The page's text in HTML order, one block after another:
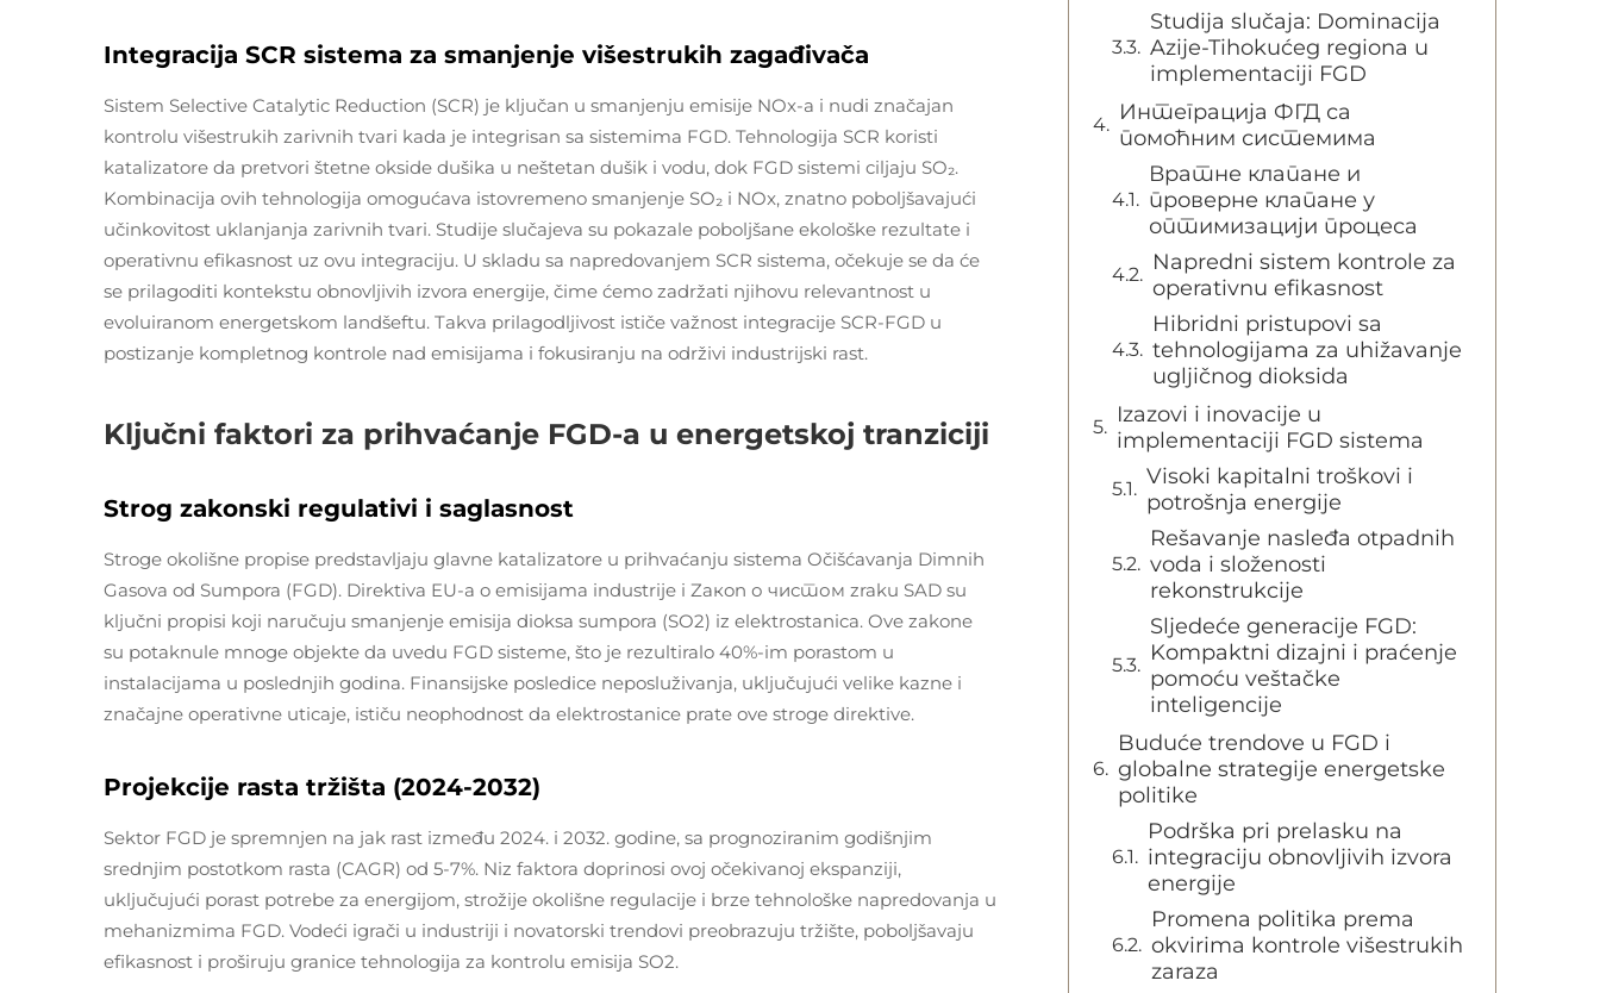
Integracija SCR sistema za smanjenje višestrukih zagađivača
Sistem Selective Catalytic Reduction (SCR) je ključan u smanjenju emisije NOx-a i nudi značajan
kontrolu višestrukih zarivnih tvari kada je integrisan sa sistemima FGD. Tehnologija SCR koristi
katalizatore da pretvori štetne okside dušika u neštetan dušik i vodu, dok FGD sistemi ciljaju SO₂.
Kombinacija ovih tehnologija omogućava istovremeno smanjenje SO₂ i NOx, znatno poboljšavajući
učinkovitost uklanjanja zarivnih tvari. Studije slučajeva su pokazale poboljšane ekološke rezultate i
operativnu efikasnost uz ovu integraciju. U skladu sa napredovanjem SCR sistema, očekuje se da će
se prilagoditi kontekstu obnovljivih izvora energije, čime ćemo zadržati njihovu relevantnost u
evoluiranom energetskom landšeftu. Takva prilagodljivost ističe važnost integracije SCR-FGD u
postizanje kompletnog kontrole nad emisijama i fokusiranju na održivi industrijski rast.
Ključni faktori za prihvaćanje FGD-a u energetskoj tranziciji
Strog zakonski regulativi i saglasnost
Stroge okolišne propise predstavljaju glavne katalizatore u prihvaćanju sistema Očišćavanja Dimnih
Gasova od Sumpora (FGD). Direktiva EU-a o emisijama industrije i Zакon о чистом zraku SAD su
ključni propisi koji naručuju smanjenje emisija dioksa sumpora (SO2) iz elektrostanica. Ove zakone
su potaknule mnoge objekte da uvedu FGD sisteme, što je rezultiralo 40%-im porastom u
instalacijama u poslednjih godina. Finansijske posledice neposluživanja, uključujući velike kazne i
značajne operativne uticaje, ističu neophodnost da elektrostanice prate ove stroge direktive.
Projekcije rasta tržišta (2024-2032)
Sektor FGD je spremnjen na jak rast između 2024. i 2032. godine, sa prognoziranim godišnjim
srednjim postotkom rasta (CAGR) od 5-7%. Niz faktora doprinosi ovoj očekivanoj ekspanziji,
uključujući porast potrebe za energijom, strožije okolišne regulacije i brze tehnološke napredovanja u
mehanizmima FGD. Vodeći igrači u industriji i novatorski trendovi preobrazuju tržište, poboljšavaju
efikasnost i proširuju granice tehnologija za kontrolu emisija SO2.
Studija slučaja: Dominacija
Azije-Tihokućeg regiona u
implementaciji FGD
Интеграција ФГД са
помоћним системима
Вратне клапане и
проверне клапане у
оптимизацији процеса
Napredni sistem kontrole za
operativnu efikasnost
Hibridni pristupovi sa
tehnologijama za uhižavanje
ugljičnog dioksida
Izazovi i inovacije u
implementaciji FGD sistema
Visoki kapitalni troškovi i
potrošnja energije
Rešavanje nasleđa otpadnih
voda i složenosti
rekonstrukcije
Sljedeće generacije FGD:
Kompaktni dizajni i praćenje
pomoću veštačke
inteligencije
Buduće trendove u FGD i
globalne strategije energetske
politike
Podrška pri prelasku na
integraciju obnovljivih izvora
energije
Promena politika prema
okvirima kontrole višestrukih
zaraza